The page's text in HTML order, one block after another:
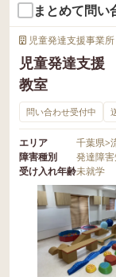
まとめて問い
児童発達支援事業所
児童発達支
教室
問い合わせ受付中
エリア 千葉県>
障害種別
発達障害
受け入れ年齢未就学